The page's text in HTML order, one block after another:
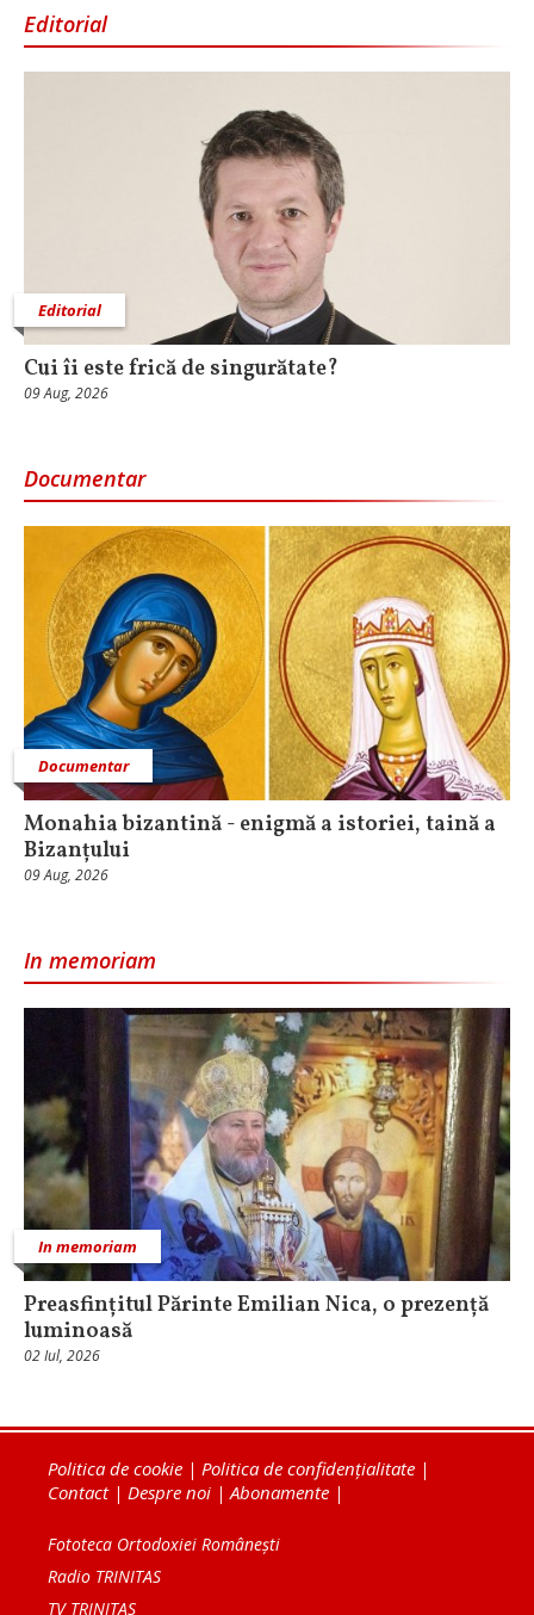
Editorial
Editorial
Cui îi este frică de singurătate?
09 Aug, 2026
Documentar
Documentar
Monahia bizantină - enigmă a istoriei, taină a
Bizanțului
09 Aug, 2026
In memoriam
In memoriam
Preasfințitul Părinte Emilian Nica, o prezență
luminoasă
02 Iul, 2026
Politica de cookie | Politica de confidențialitate |
Contact| Despre noi |Abonamente |
Fototeca Ortodoxiei Românești
Radio TRINITAS
TV TRINITAS